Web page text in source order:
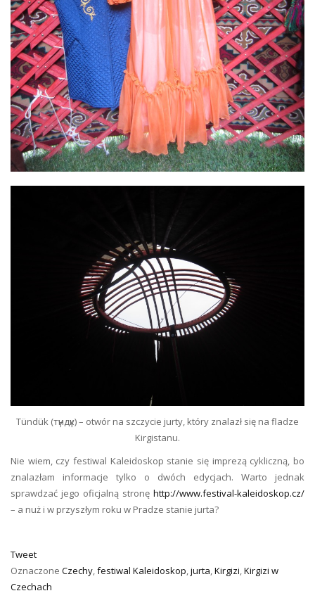
Tündük (түндүк) – otwór na szczycie jurty, który znalazł się na fladze
Kirgistanu.
Nie wiem, czy festiwal Kaleidoskop stanie się imprezą cykliczną, bo
znalazłam informacje tylko o dwóch edycjach. Warto jednak
sprawdzać jego oficjalną stronę http://www.festival-kaleidoskop.cz/
– a nuż i w przyszłym roku w Pradze stanie jurta?
Tweet
Oznaczone Czechy,festiwal Kaleidoskop,jurta,Kirgizi,Kirgizi w
Czechach